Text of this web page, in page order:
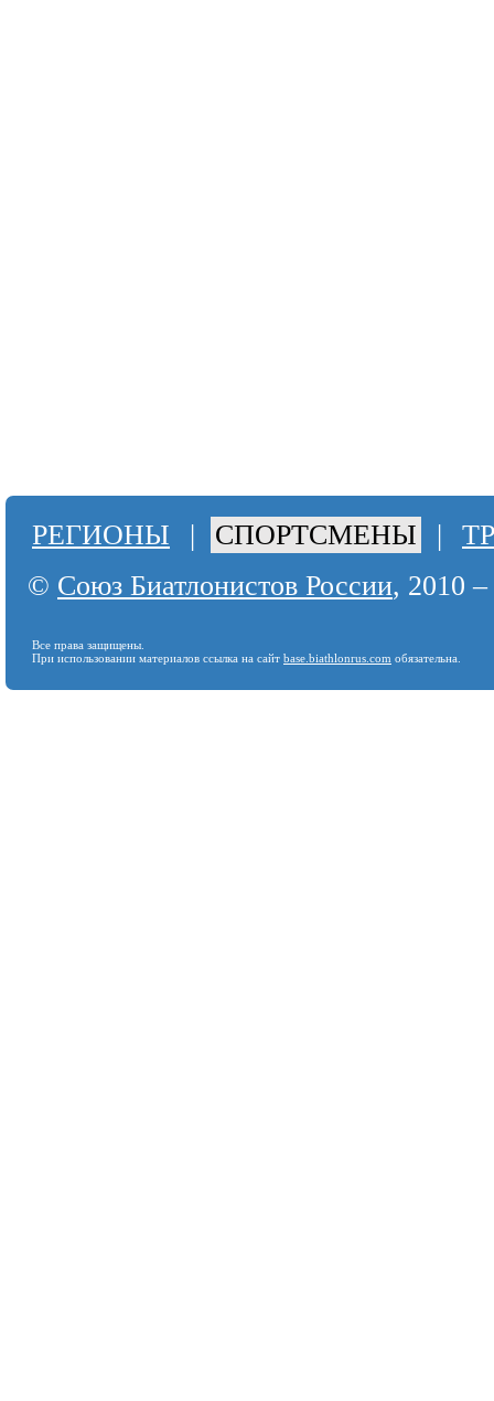
РЕГИОНЫ | СПОРТСМЕНЫ |
© Союз Биатлонистов России, 2010
Все права защищены.
При использовании материалов ссылка на сайт base.biathlonrus.com обязательна.